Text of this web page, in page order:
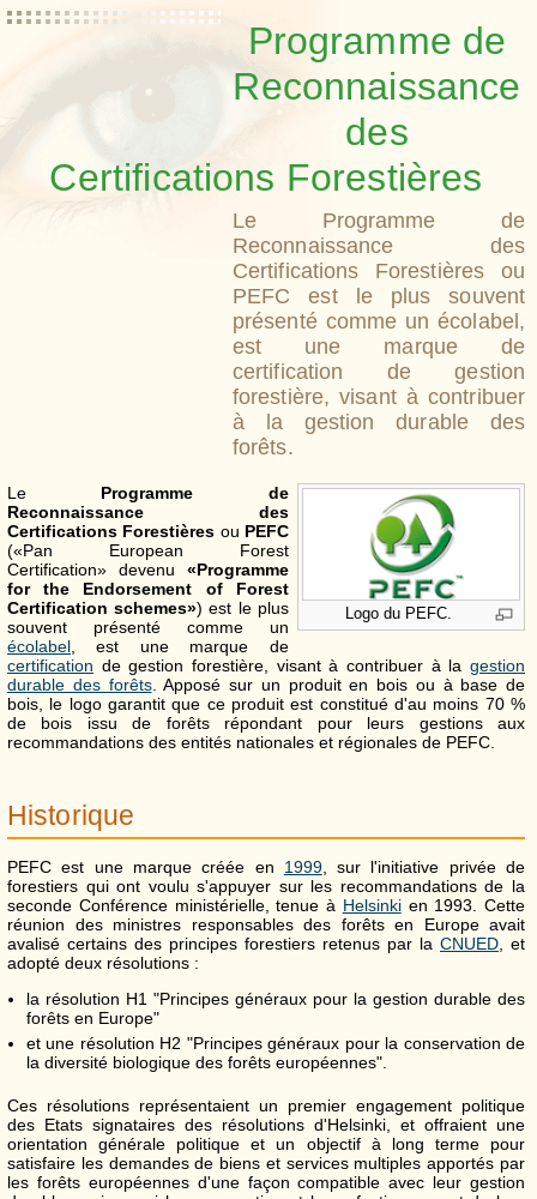
Programme de
Reconnaissance
des
Certifications Forestières
Le Programme de
Reconnaissance des
Certifications Forestières ou
PEFC est le plus souvent
présenté comme un écolabel,
est une marque de
certification de gestion
forestière, visant à contribuer
à la gestion durable des
forêts.
Logo du PEFC.
Le Programme de
Reconnaissance des
Certifications Forestières ou PEFC
(«Pan European Forest
Certification» devenu «Programme
for the Endorsement of Forest
Certification schemes») est le plus
souvent présenté comme un
écolabel , est une marque de
certification de gestion forestière, visant à contribuer à la gestion
durable des forêts. Apposé sur un produit en bois ou à base de
bois, le logo garantit que ce produit est constitué d'au moins 70 %
de bois issu de forêts répondant pour leurs gestions aux
recommandations des entités nationales et régionales de PEFC.
Historique
PEFC est une marque créée en 1999, sur l'initiative privée de
forestiers qui ont voulu s'appuyer sur les recommandations de la
seconde Conférence ministérielle, tenue à Helsinkien 1993. Cette
réunion des ministres responsables des forêts en Europe avait
avalisé certains des principes forestiers retenus par la CNUED , et
adopté deux résolutions :
la résolution H1 "Principes généraux pour la gestion durable des
forêts en Europe"
et une résolution H2 "Principes généraux pour la conservation de
la diversité biologique des forêts européennes".
Ces résolutions représentaient un premier engagement politique
des Etats signataires des résolutions d'Helsinki, et offraient une
orientation générale politique et un objectif à long terme pour
satisfaire les demandes de biens et services multiples apportés par
les forêts européennes d'une façon compatible avec leur gestion